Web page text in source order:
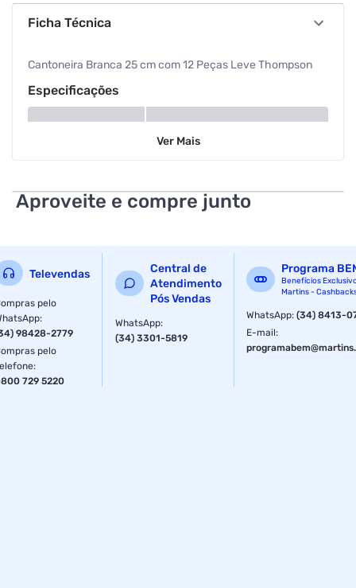
Ficha Técnica
Cantoneira Branca 25 cm com 12 Peças Leve Thompson
Especificações
Ver Mais
Aproveite e compre junto
Televendas
pelo
:
98428-2779
pelo
:
729 5220
Central de
Atendimento
Pós Vendas
WhatsApp:
(34) 3301-5819
Programa
Benefícios
Martins -
WhatsApp:(34) 8413-
E-mail: